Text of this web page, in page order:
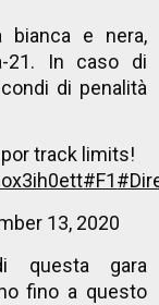
bianca e nera,
21. In caso di
di penalità
por track limits!
#F1
13, 2020
gara
fino a questo